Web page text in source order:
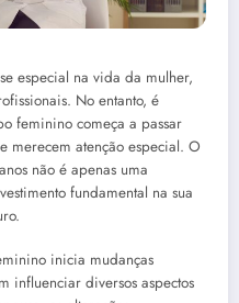
especial na vida da mulher,
No entanto, é
feminino começa a passar
merecem atenção especial. O
não é apenas uma
fundamental na sua
inicia mudanças
influenciar diversos aspectos